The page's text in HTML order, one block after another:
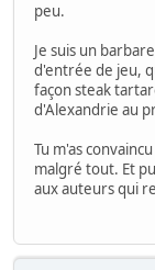
peu.
Je suis un
d'entrée de jeu,
façon steak
d'Alexandrie au
Tu m'as
malgré tout. Et
aux auteurs qui